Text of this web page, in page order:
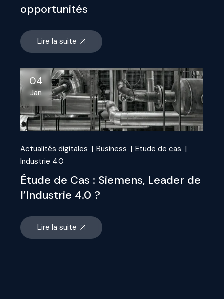
opportunités
Lire la suite
04
Jan
Actualités digitales Business
Etude de cas
Industrie 4.0
Étude de Cas : Siemens, Leader de
l’Industrie 4.0 ?
Lire la suite